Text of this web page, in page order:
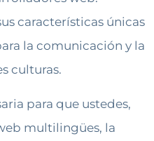
características únicas
la comunicación y la
culturas.
para que ustedes,
multilingües, la